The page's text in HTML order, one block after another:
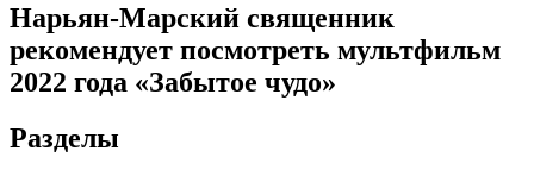
Нарьян-Марский священник
рекомендует посмотреть мультфильм
2022 года «Забытое чудо»
Разделы